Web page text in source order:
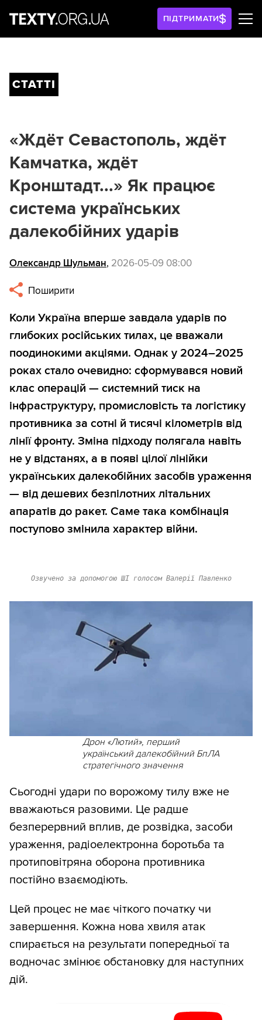
ПІДТРИМАТИ
СТАТТІ
«Ждёт Севастополь, ждёт
Камчатка, ждёт
Кронштадт...» Як працює
система українських
далекобійних ударів
Олександр Шульман, 2026-05-09 08:00
Поширити
Коли Україна вперше завдала ударів по
глибоких російських тилах, це вважали
поодинокими акціями. Однак у 2024–2025
роках стало очевидно: сформувався новий
клас операцій — системний тиск на
інфраструктуру, промисловість та логістику
противника за сотні й тисячі кілометрів від
лінії фронту. Зміна підходу полягала навіть
не у відстанях, а в появі цілої лінійки
українських далекобійних засобів ураження
— від дешевих безпілотних літальних
апаратів до ракет. Саме така комбінація
поступово змінила характер війни.
Озвучено за допомогою ШІ голосом Валерії Павленко
Дрон «Лютий», перший
український далекобійний БпЛА
стратегічного значення
Сьогодні удари по ворожому тилу вже не
вважаються разовими. Це радше
безперервний вплив, де розвідка, засоби
ураження, радіоелектронна боротьба та
протиповітряна оборона противника
постійно взаємодіють.
Цей процес не має чіткого початку чи
завершення. Кожна нова хвиля атак
спирається на результати попередньої та
водночас змінює обстановку для наступних
дій.